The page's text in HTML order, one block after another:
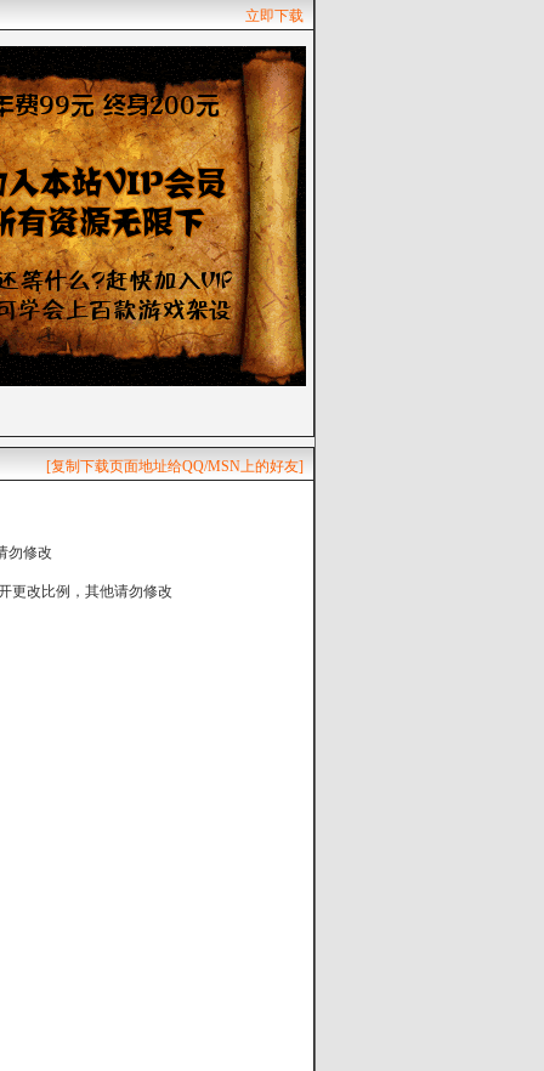
立即下载
[复制下载页面地址给QQ/MSN上的好友]
勿修改
开更改比例，其他请勿修改